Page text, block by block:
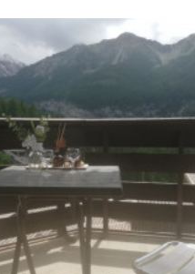
Les Orres 1650
Orres 1650 centre station
Orres 1800 Bois Méan
Les Orres et ses hameaux
LE PLAN DES ORRES
BONS PLANS ACTIVITÉS
Carte Multi activités